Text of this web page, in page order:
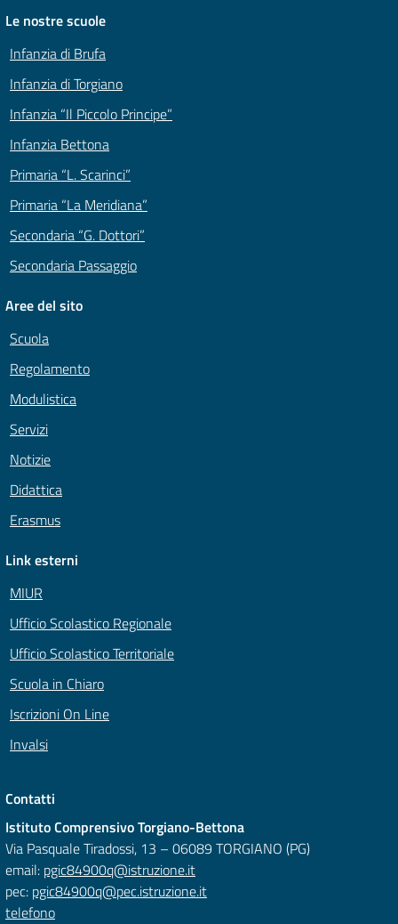
Le nostre scuole
Infanzia di Brufa
Infanzia di Torgiano
Infanzia “Il Piccolo Principe”
Infanzia Bettona
Primaria “L. Scarinci”
Primaria “La Meridiana”
Secondaria “G. Dottori”
Secondaria Passaggio
Aree del sito
Scuola
Regolamento
Modulistica
Servizi
Notizie
Didattica
Erasmus
Link esterni
MIUR
Ufficio Scolastico Regionale
Ufficio Scolastico Territoriale
Scuola in Chiaro
Iscrizioni On Line
Invalsi
Contatti
Istituto Comprensivo Torgiano-Bettona
Via Pasquale Tiradossi, 13 – 06089 TORGIANO (PG)
email: pgic84900q@istruzione.it
pec: pgic84900q@pec.istruzione.it
telefono